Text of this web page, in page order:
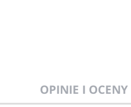
OPINIE I OCENY